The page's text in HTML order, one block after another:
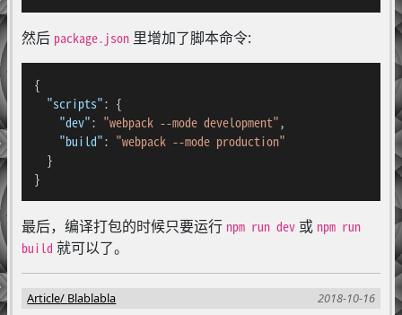
然后 package.json里增加了脚本命令:
{
"scripts": {
"dev": "webpack --mode development",
"build": "webpack --mode production"
}
}
最后，编译打包的时候只要运行 npm run dev或 npm run
build 就可以了。
Article Blablabla
2018-10-16